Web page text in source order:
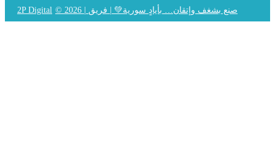
2P Digital © 2026 | صنع بشغف وإتقان… بأيادٍ سورية💚 | فريق